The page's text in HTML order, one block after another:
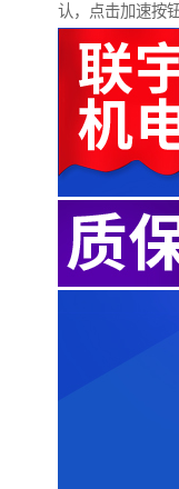
认，点击加速按